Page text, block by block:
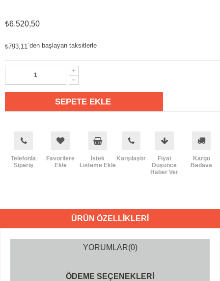
₺6.520,50
₺793,11 `den başlayan taksitlerle
Telefonla
Sipariş
Favorilere
Ekle
İstek
Listeme Ekle
Karşılaştır
Fiyat
Düşünce
Haber Ver
Kargo
Bedava
ÜRÜN ÖZELLIKLERI
YORUMLAR(0)
ÖDEME SEÇENEKLERI